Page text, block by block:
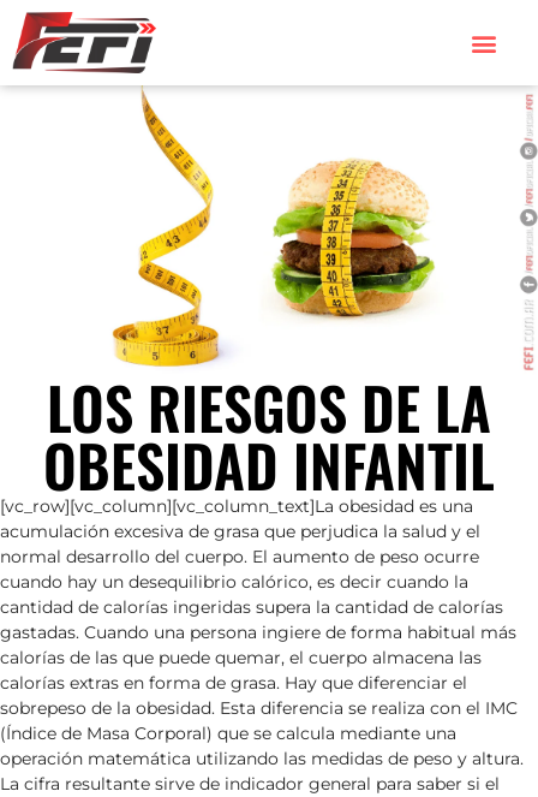
LOS RIESGOS DE LA
OBESIDAD INFANTIL
[vc_row][vc_column][vc_column_text]La obesidad es una
acumulación excesiva de grasa que perjudica la salud y el
normal desarrollo del cuerpo. El aumento de peso ocurre
cuando hay un desequilibrio calórico, es decir cuando la
cantidad de calorías ingeridas supera la cantidad de calorías
gastadas. Cuando una persona ingiere de forma habitual más
calorías de las que puede quemar, el cuerpo almacena las
calorías extras en forma de grasa. Hay que diferenciar el
sobrepeso de la obesidad. Esta diferencia se realiza con el IMC
(Índice de Masa Corporal) que se calcula mediante una
operación matemática utilizando las medidas de peso y altura.
La cifra resultante sirve de indicador general para saber si el